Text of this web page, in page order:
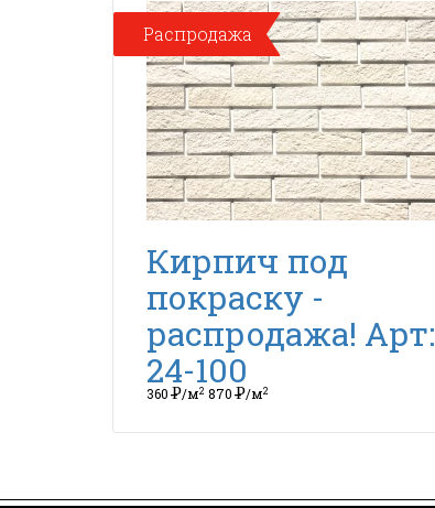
Распродажа
Кирпич под
покраску -
распродажа! Арт:
24-100
360Р/м2 870Р/м2